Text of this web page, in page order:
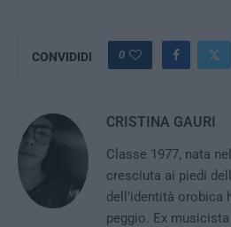
CONVIDIDI 0
CRISTINA GAURI
Classe 1977, nata
cresciuta ai piedi
dell’identità orobica
peggio. Ex